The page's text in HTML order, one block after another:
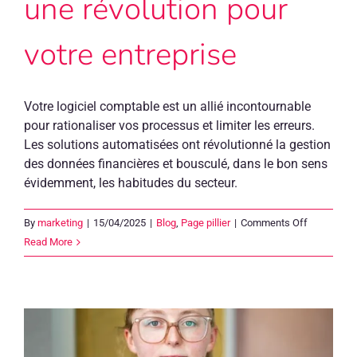
une révolution pour
votre entreprise
Votre logiciel comptable est un allié incontournable
pour rationaliser vos processus et limiter les erreurs.
Les solutions automatisées ont révolutionné la gestion
des données financières et bousculé, dans le bon sens
évidemment, les habitudes du secteur.
By marketing | 15/04/2025 | Blog, Page pillier | Comments Offon
magie
Read More